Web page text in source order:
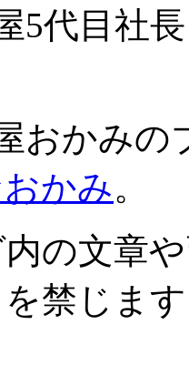
5代目社
おかみの
かみ。
の文章
禁じま